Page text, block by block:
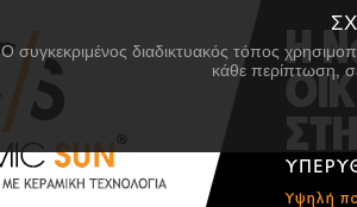
Ο συγκεκριμένος διαδικτυακός τόπος
κάθε περίπτωση,